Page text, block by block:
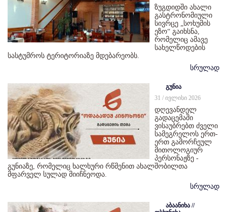
ზუგდიდში ახალი
გასტრონომიული
სივრცე „სოხუმის
ეზო“ გაიხსნა,
რომელიც ამავე
სახელწოდების
სასტუმროს ტერიტორიაზე მდებარეობს.
სრულად
გუნია
31 / ივლისი 2026
დღევანდელ
გადაცემაში
ვისაუბრებთ ძველი
სამეგრელოს ერთ-
ერთ გამორჩეულ
მითოლოგიურ
პერსონაჟზე -
გუნიაზე, რომელიც ხალხური რწმენით ახალშობილთა
მფარველ სულად მიიჩნეოდა.
სრულად
აბაანიხა //